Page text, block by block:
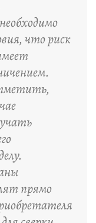
что риск
прямо